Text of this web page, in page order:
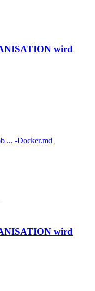
wird
... -Docker.md
wird